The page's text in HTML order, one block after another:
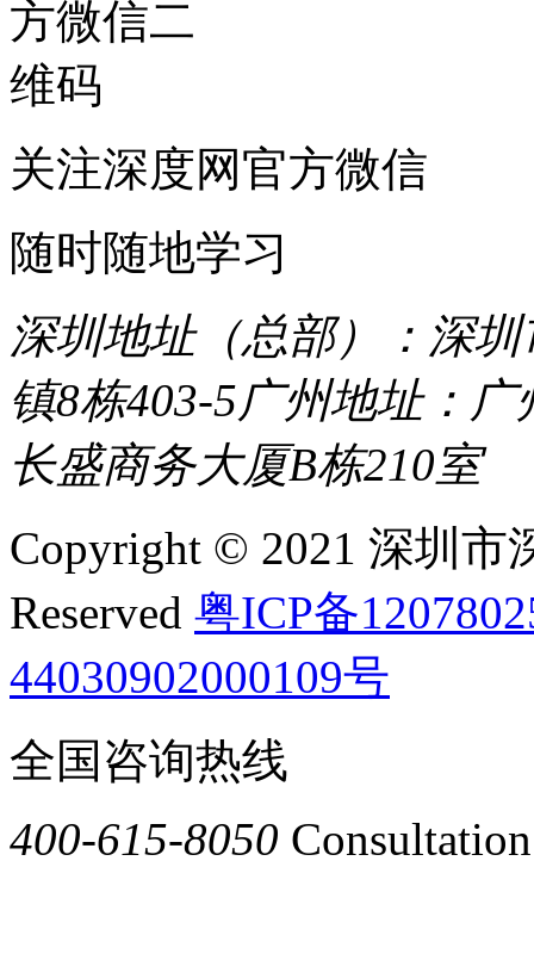
关注深度网官方微信
随时随地学习
深圳地址（总部）：深
镇8栋403-5广州地址：
长盛商务大厦B栋210室
Copyright © 2021 深圳市
Reserved 粤ICP备
44030902000109号
全国咨询热线
400-615-8050